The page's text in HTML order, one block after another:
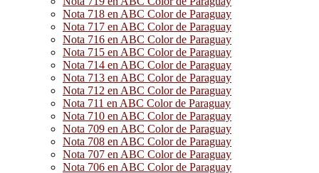
Nota 718 en ABC Color de Paraguay
Nota 717 en ABC Color de Paraguay
Nota 716 en ABC Color de Paraguay
Nota 715 en ABC Color de Paraguay
Nota 714 en ABC Color de Paraguay
Nota 713 en ABC Color de Paraguay
Nota 712 en ABC Color de Paraguay
Nota 711 en ABC Color de Paraguay
Nota 710 en ABC Color de Paraguay
Nota 709 en ABC Color de Paraguay
Nota 708 en ABC Color de Paraguay
Nota 707 en ABC Color de Paraguay
Nota 706 en ABC Color de Paraguay